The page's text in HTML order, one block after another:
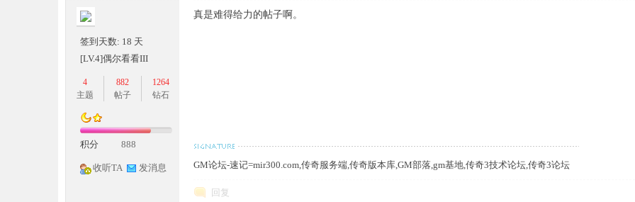
坛,签到天数: 18 天
[LV.4]偶尔看看III
4
主题
882
帖子
1264
钻石
积分 888
收听TA 发消息
真是难得给力的帖子啊。
GM论坛-速记=mir300.com,传奇服务端,传奇版本库,GM部落,gm基地,传奇3技术论坛,传奇3论坛
回复